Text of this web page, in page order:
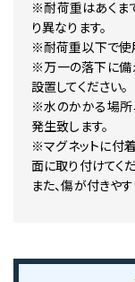
※耐荷重はあくま
り異なります。
※耐荷重以下で使
※万一の落下に備
設置してください。
※水のかかる場所
発生致します。
※マグネットに付
面に取り付けてくだ
また、傷が付きや